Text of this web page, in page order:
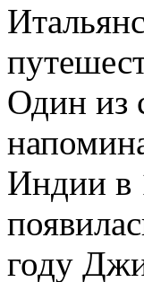
Один из
Индии в
году